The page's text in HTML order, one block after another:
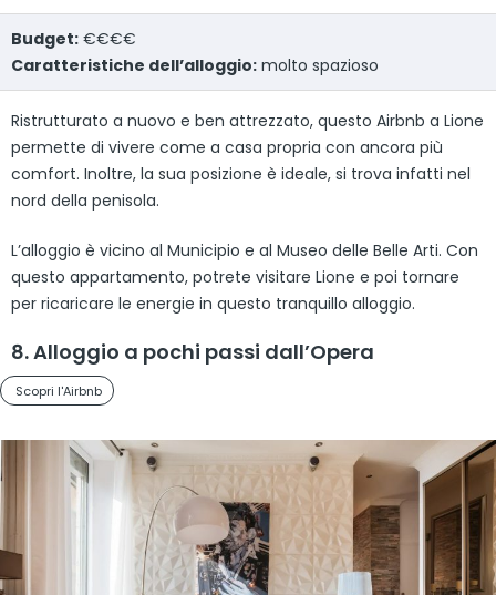
Budget: €€€€
Caratteristiche dell’alloggio: molto spazioso
Ristrutturato a nuovo e ben attrezzato, questo Airbnb a Lione
permette di vivere come a casa propria con ancora più
comfort. Inoltre, la sua posizione è ideale, si trova infatti nel
nord della penisola.
L’alloggio è vicino al Municipio e al Museo delle Belle Arti. Con
questo appartamento, potrete visitare Lione e poi tornare
per ricaricare le energie in questo tranquillo alloggio.
8. Alloggio a pochi passi dall’Opera
Scopri l'Airbnb